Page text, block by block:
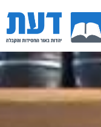
אודות